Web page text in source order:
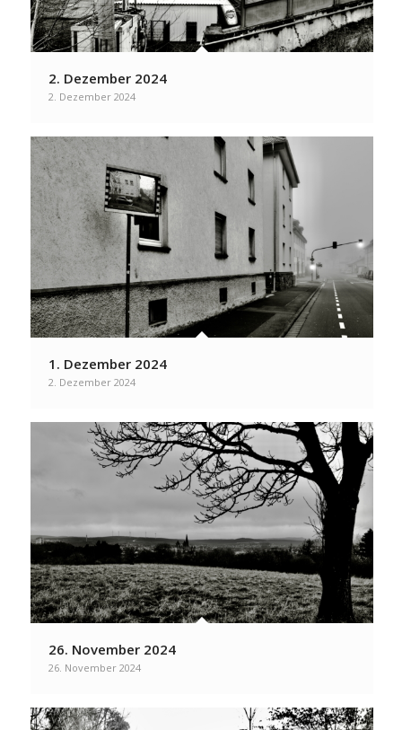
2. Dezember 2024
2. Dezember 2024
1. Dezember 2024
2. Dezember 2024
26. November 2024
26. November 2024